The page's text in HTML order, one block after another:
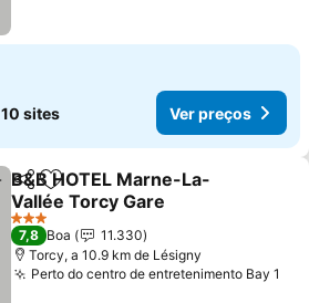
10 sites Ver preços
PartilharAdicionar aos favoritos
B&B HOTEL Marne-La-
Vallée Torcy Gare
Ver preços
3 Estrelas
7,8 Boa
11.330
Torcy, a 10.9 km de Lésigny
Perto do centro de entretenimento Bay 1